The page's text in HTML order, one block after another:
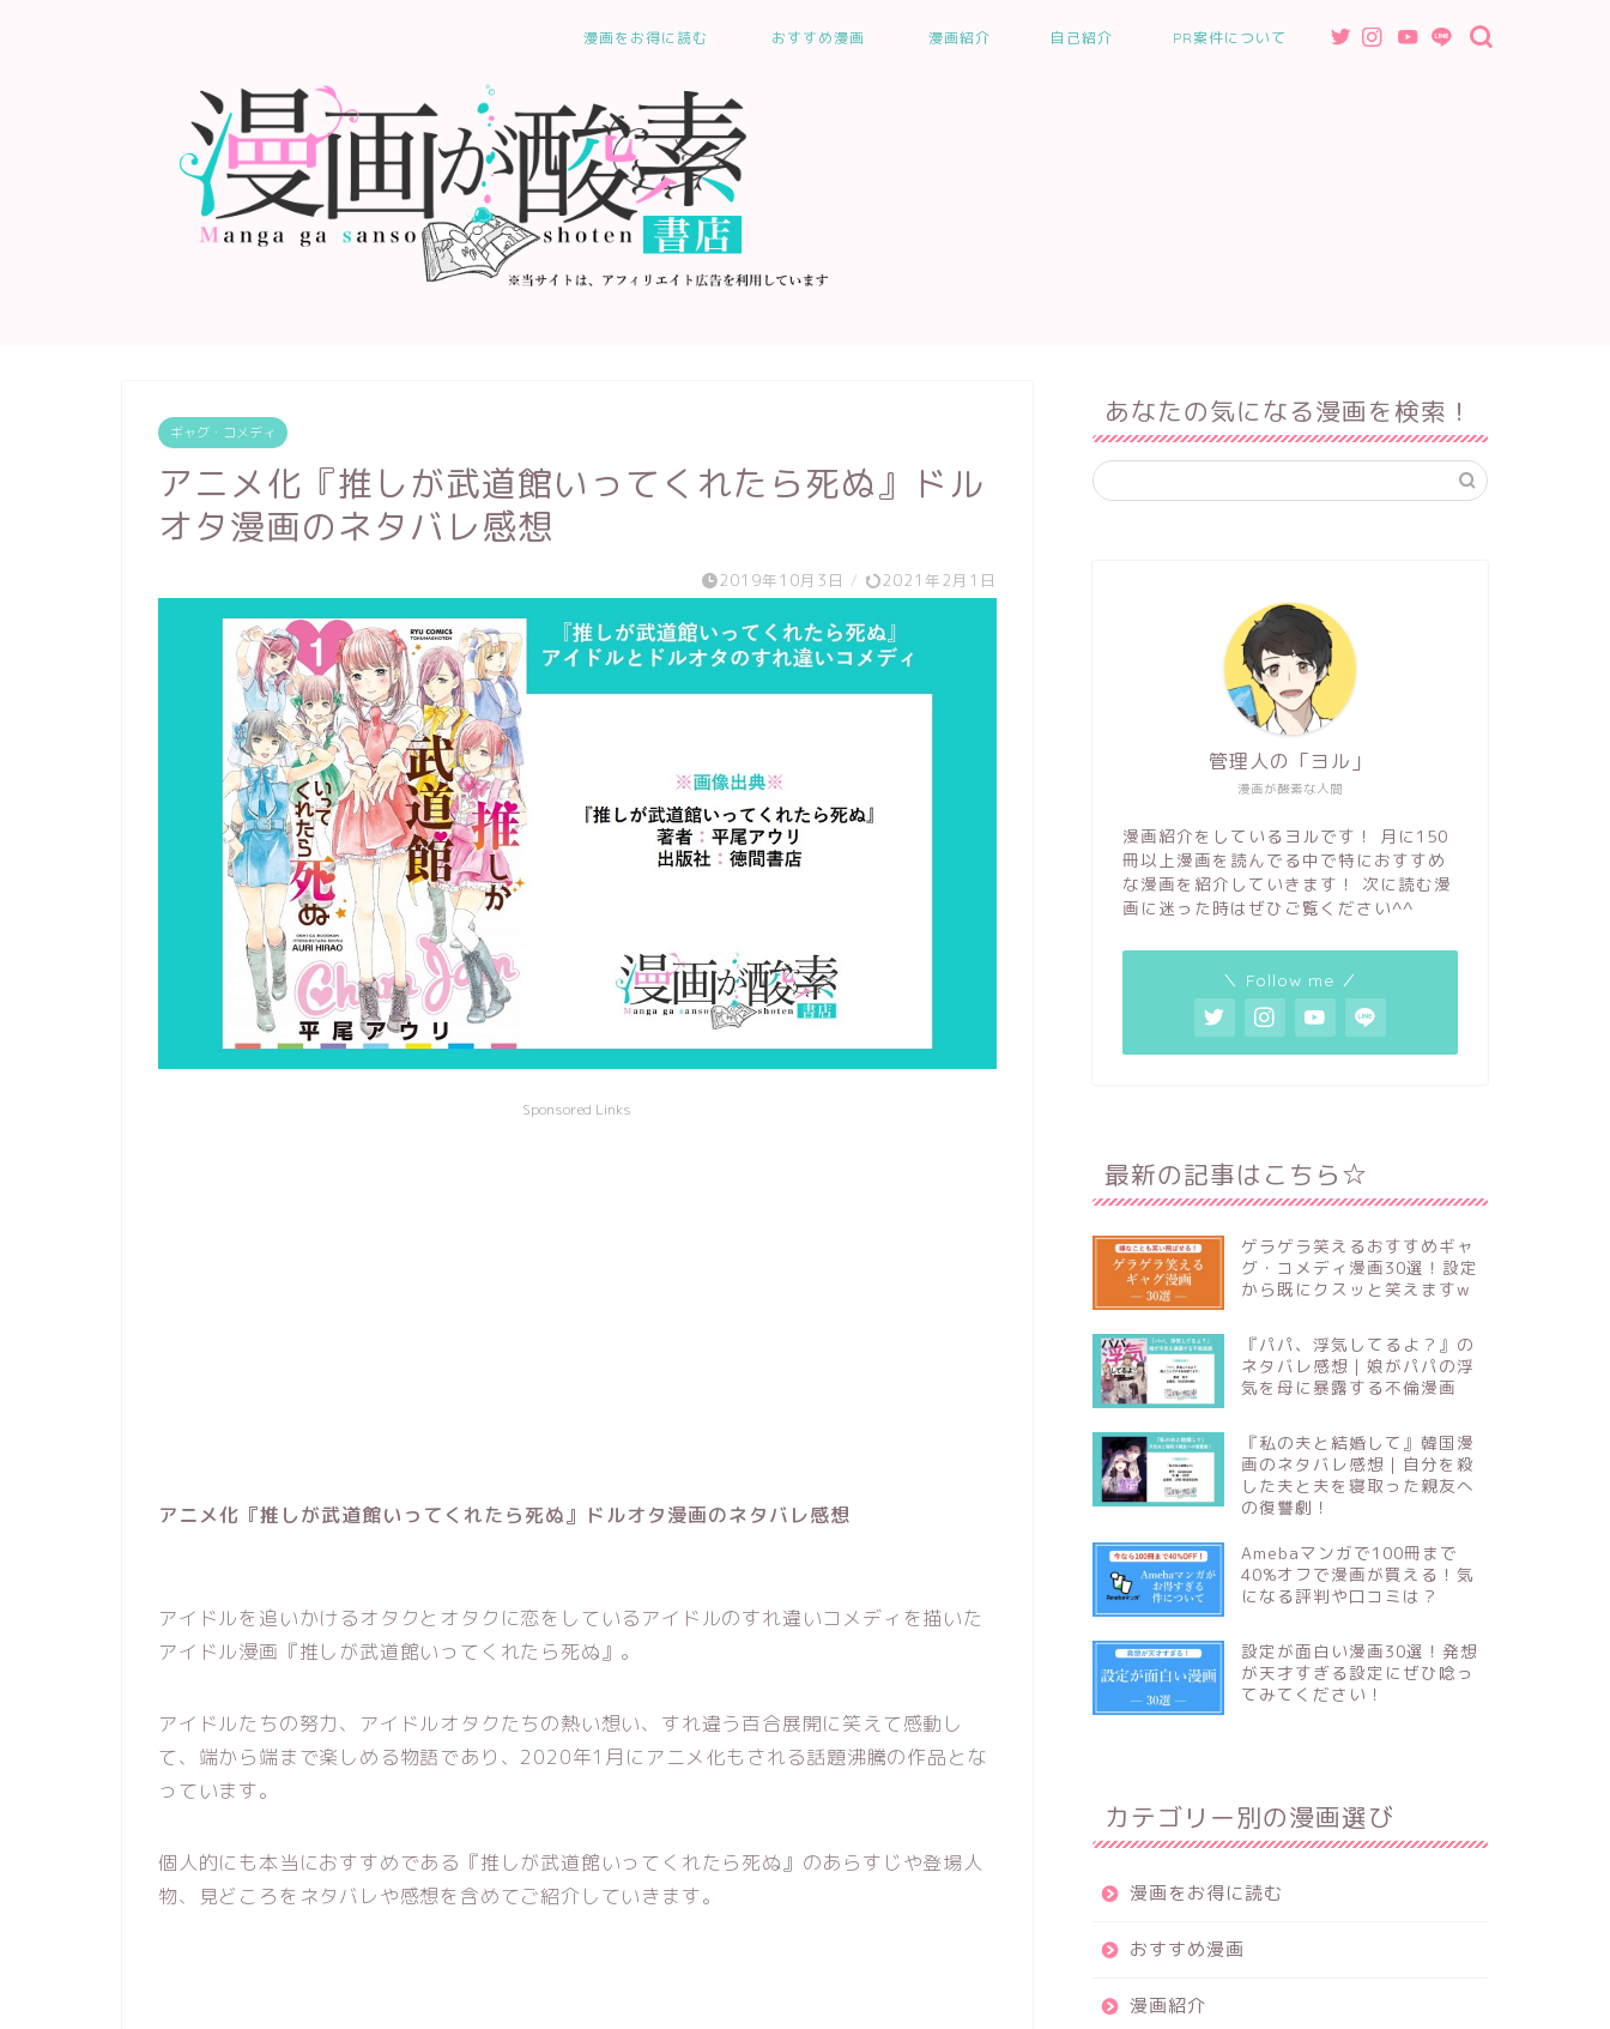
漫画をお得に読む おすすめ漫画 漫画紹介 自己紹介 PR案件について
ギャグ・コメディ
アニメ化『推しが武道館いってくれたら死ぬ』ドル
オタ漫画のネタバレ感想
2019年10月3日 / 2021年2月1日
Sponsored Links
アニメ化『推しが武道館いってくれたら死ぬ』ドルオタ漫画のネタバレ感想
アイドルを追いかけるオタクとオタクに恋をしているアイドルのすれ違いコメディを描いた
アイドル漫画『推しが武道館いってくれたら死ぬ』。
アイドルたちの努力、アイドルオタクたちの熱い想い、すれ違う百合展開に笑えて感動し
て、端から端まで楽しめる物語であり、2020年1月にアニメ化もされる話題沸騰の作品とな
っています。
個人的にも本当におすすめである『推しが武道館いってくれたら死ぬ』のあらすじや登場人
物、見どころをネタバレや感想を含めてご紹介していきます。
あなたの気になる漫画を検索！
漫画が酸素な人間
管理人の「ヨル」
漫画紹介をしているヨルです！ 月に150
冊以上漫画を読んでる中で特におすすめ
な漫画を紹介していきます！ 次に読む漫
画に迷った時はぜひご覧ください^^
＼ Follow me ／
最新の記事はこちら☆
ゲラゲラ笑えるおすすめギャ
グ・コメディ漫画30選！設定
から既にクスッと笑えますw
『パパ、浮気してるよ？』の
ネタバレ感想｜娘がパパの浮
気を母に暴露する不倫漫画
『私の夫と結婚して』韓国漫
画のネタバレ感想｜自分を殺
した夫と夫を寝取った親友へ
の復讐劇！
Amebaマンガで100冊まで
40%オフで漫画が買える！気
になる評判や口コミは？
設定が面白い漫画30選！発想
が天才すぎる設定にぜひ唸っ
てみてください！
カテゴリー別の漫画選び
漫画をお得に読む
おすすめ漫画
漫画紹介